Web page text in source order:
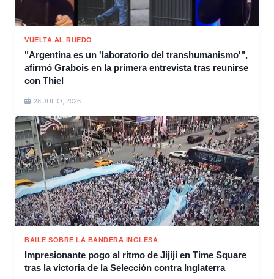
VUELTA AL RUEDO
"Argentina es un 'laboratorio del transhumanismo'",
afirmó Grabois en la primera entrevista tras reunirse
con Thiel
28 JULIO, 2026
BAILE SOBRE LA BANDERA INGLESA
Impresionante pogo al ritmo de Jijiji en Time Square
tras la victoria de la Selección contra Inglaterra